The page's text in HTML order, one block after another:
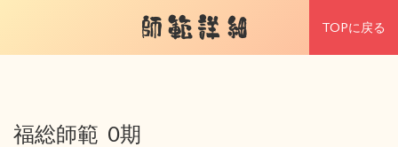
師範詳細 TOPに戻る
福総師範 0期